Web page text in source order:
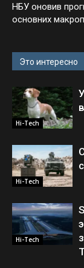
НБУ оновив
основних
Это интересно
Hi-Tech
Hi-Tech
Hi-Tech